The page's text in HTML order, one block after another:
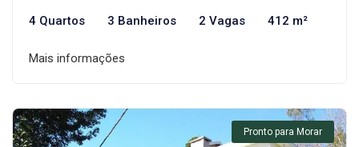
4 Quartos 3 Banheiros 2 Vagas 412 m²
Mais informações
Pronto para Morar